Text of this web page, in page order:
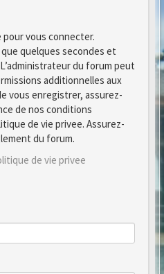
vous connecter.
quelques secondes et
du forum peut
additionnelles aux
vous enregistrer, assurez-
de nos conditions
de vie privee. Assurez-
du forum.
de vie privee